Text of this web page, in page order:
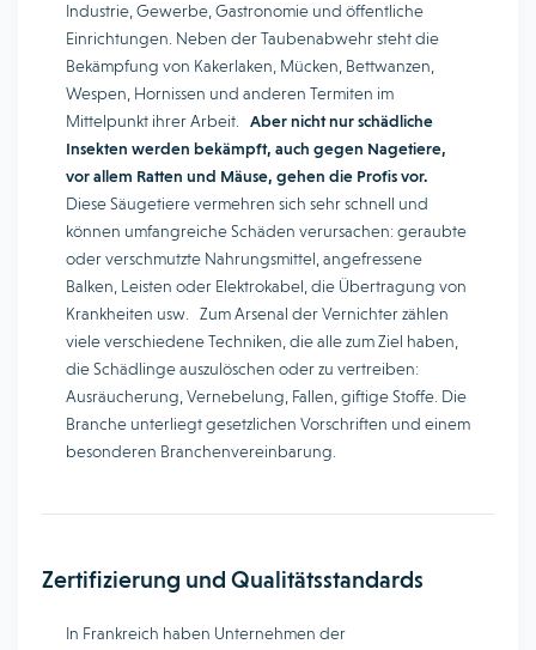
Industrie, Gewerbe, Gastronomie und öffentliche
Einrichtungen. Neben der Taubenabwehr steht die
Bekämpfung von Kakerlaken, Mücken, Bettwanzen,
Wespen, Hornissen und anderen Termiten im
Mittelpunkt ihrer Arbeit. Aber nicht nur schädliche
Insekten werden bekämpft, auch gegen Nagetiere,
vor allem Ratten und Mäuse, gehen die Profis vor.
Diese Säugetiere vermehren sich sehr schnell und
können umfangreiche Schäden verursachen: geraubte
oder verschmutzte Nahrungsmittel, angefressene
Balken, Leisten oder Elektrokabel, die Übertragung von
Krankheiten usw. Zum Arsenal der Vernichter zählen
viele verschiedene Techniken, die alle zum Ziel haben,
die Schädlinge auszulöschen oder zu vertreiben:
Ausräucherung, Vernebelung, Fallen, giftige Stoffe. Die
Branche unterliegt gesetzlichen Vorschriften und einem
besonderen Branchenvereinbarung.
Zertifizierung und Qualitätsstandards
In Frankreich haben Unternehmen der